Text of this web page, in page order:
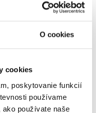
O cookies
cookies
poskytovanie funkcií
používame
používate naše
siete, hojdačky